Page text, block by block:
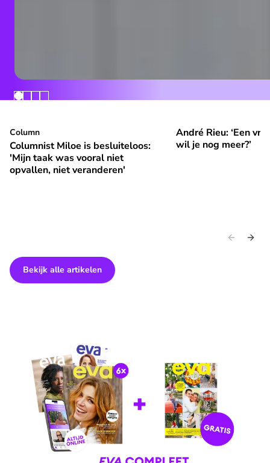
Columnist Miloe is besluiteloos: 'Mijn taak was vooral niet
⭐ Premium
Column
Columnist Miloe is besluiteloos:
'Mijn taak was vooral niet
opvallen, niet veranderen'
André Rieu: ‘Een
⭐Premium
André Rieu: ‘Een
wil je nog meer?’
Bekijk alle artikelen